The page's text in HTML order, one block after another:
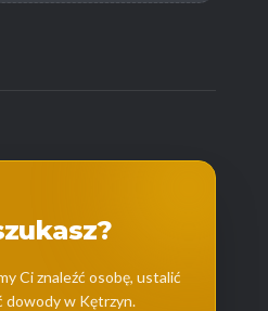
Ci znaleźć osobę, ustalić
dowody w Kętrzyn.